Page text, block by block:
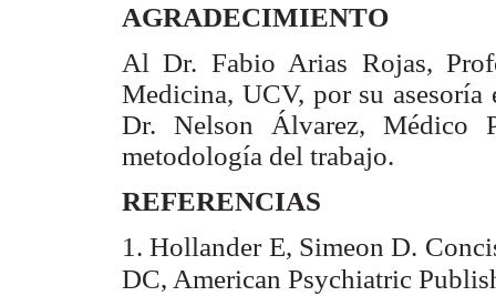
AGRADECIMIENTO
Al Dr. Fabio Arias Rojas,
Medicina, UCV, por su asesoría
Dr. Nelson Álvarez,
Médico
metodología del trabajo.
REFERENCIAS
1. Hollander E, Simeon D.
DC, American Psychiatric